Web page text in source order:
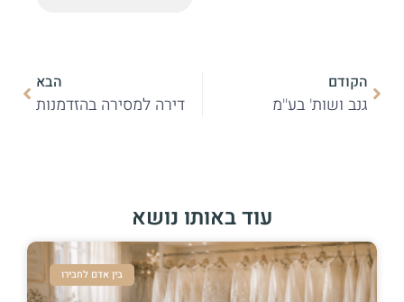
הקודם
גנב ושות' בע"מ
הבא
דירה למסירה בהזדמנות
עוד באותו נושא
בין אדם לחבירו